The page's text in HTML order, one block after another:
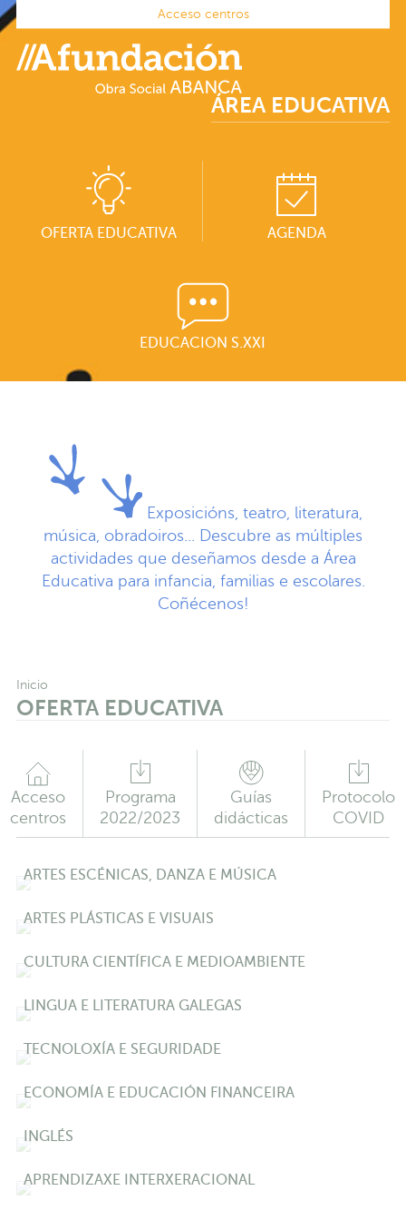
Acceso centros
ÁREA EDUCATIVA
OFERTA EDUCATIVA AGENDA
EDUCACION S.XXI
Exposicións, teatro, literatura,
música, obradoiros... Descubre as múltiples
actividades que deseñamos desde a Área
Educativa para infancia, familias e escolares.
Coñécenos!
Inicio
OFERTA EDUCATIVA
Acceso
centros
Programa
2022/2023
Guías
didácticas
Protocolo
COVID
ARTES ESCÉNICAS, DANZA E MÚSICA
ARTES PLÁSTICAS E VISUAIS
CULTURA CIENTÍFICA E MEDIOAMBIENTE
LINGUA E LITERATURA GALEGAS
TECNOLOXÍA E SEGURIDADE
ECONOMÍA E EDUCACIÓN FINANCEIRA
INGLÉS
APRENDIZAXE INTERXERACIONAL